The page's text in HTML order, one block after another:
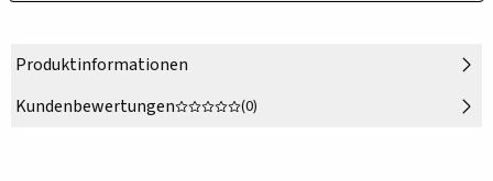
Produktinformationen
Kundenbewertungen
(0)